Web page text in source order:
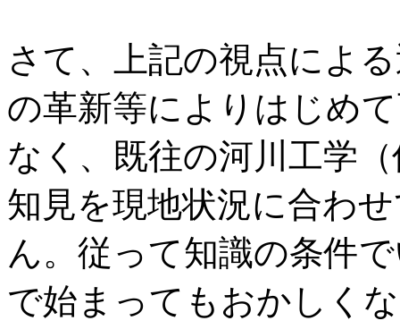
さて、上記の視点によ
の革新等によりはじめ
なく、既往の河川工学
知見を現地状況に合わ
ん。従って知識の条件
で始まってもおかしく